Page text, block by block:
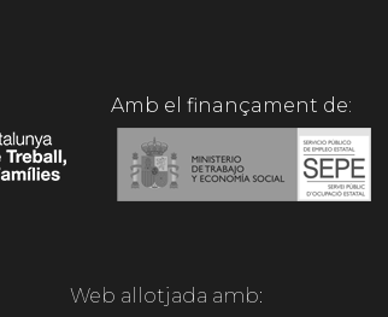
Amb el finançament de:
Web allotjada amb: